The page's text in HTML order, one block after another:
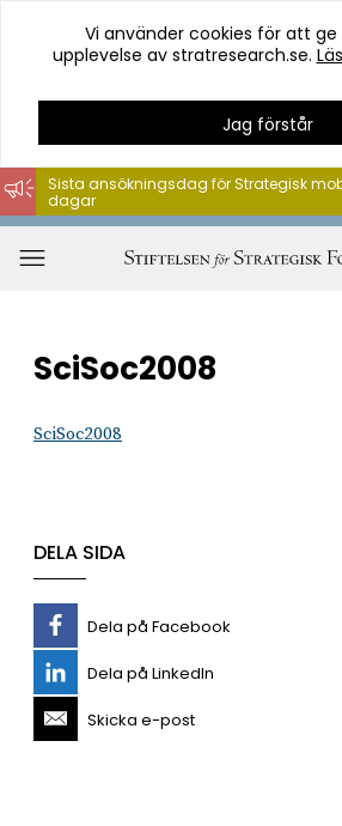
Hoppa
till
innehåll
Vi använder cookies för att
upplevelse av stratresearch.se.
Jag förstår
Sista ansökningsdag för Strategisk
dagar
SciSoc2008
SciSoc2008
DELA SIDA
Dela på Facebook
Dela på LinkedIn
Skicka e-post